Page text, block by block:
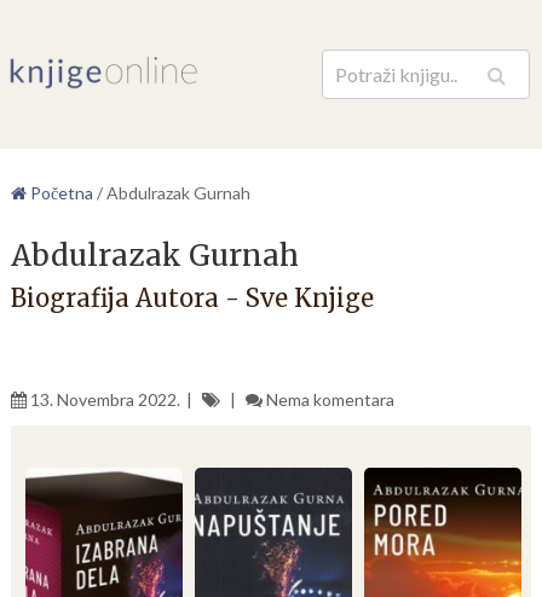
Pretraga
Početna /Abdulrazak Gurnah
Abdulrazak Gurnah
Biografija Autora - Sve Knjige
13. Novembra 2022. Nema komentara